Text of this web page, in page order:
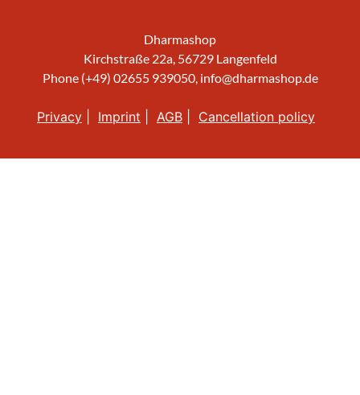
Dharmashop
Kirchstraße 22a, 56729 Langenfeld
Phone (+49) 02655 939050, info@dharmashop.de
Privacy Imprint AGB Cancellation policy